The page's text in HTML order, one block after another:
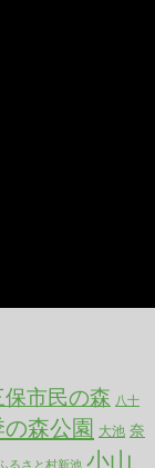
保市民の森 八十
の森公園 大池 奈
るさと村新池 小山